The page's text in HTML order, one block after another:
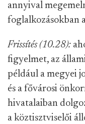
annyival
foglalkozásokban
Frissítés (10.28):
figyelmet, az
például a megyei
és a fővárosi
hivatalaiban
a köztisztviselői